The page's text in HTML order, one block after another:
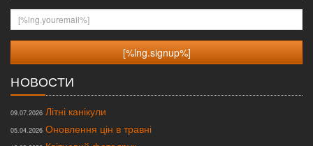
[%lng.youremail%]
НОВОСТИ
09.07.2026 Літні канікули
05.04.2026 Оновлення цін в травні